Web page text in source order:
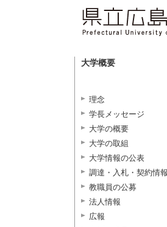
大学概要
理念
学長メッセージ
大学の概要
大学の取組
大学情報の公表
調達・入札・契約情報
教職員の公募
法人情報
広報